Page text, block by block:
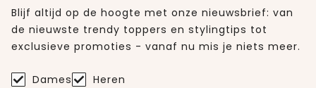
Blijf altijd op de hoogte met onze nieuwsbrief: van
de nieuwste trendy toppers en stylingtips tot
exclusieve promoties - vanaf nu mis je niets meer.
Dames Heren